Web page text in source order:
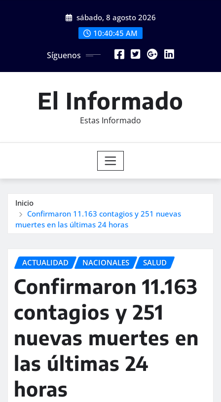
sábado, 8 agosto 2026
10:40:47 AM
Síguenos
El Informado
Estas Informado
Inicio
Confirmaron 11.163 contagios y 251 nuevas
muertes en las últimas 24 horas
ACTUALIDAD NACIONALES SALUD
Confirmaron 11.163
contagios y 251
nuevas muertes en
las últimas 24
horas